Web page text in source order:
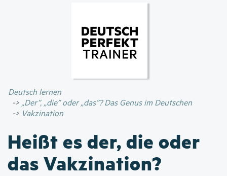
Inhalt
Deutsch lernen
„Der”, „die” oder „das”? Das Genus im Deutschen
Vakzination
Heißt es der, die oder
das Vakzination?